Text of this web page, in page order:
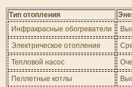
Тип отопления
Инфракрасные обогреватели
Электрическое отопление
Тепловой насос
Пеллетные котлы